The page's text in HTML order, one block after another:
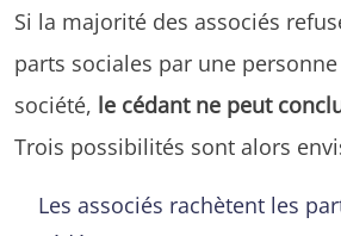
Si la majorité des associés
parts sociales par une
société, le cédant ne peut
Trois possibilités sont alors
Les associés rachètent les